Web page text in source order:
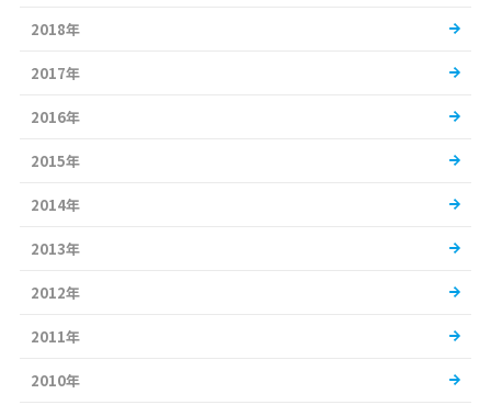
2018年
2017年
2016年
2015年
2014年
2013年
2012年
2011年
2010年